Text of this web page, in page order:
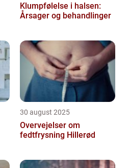
Klumpfølelse i halsen:
Årsager og behandlinger
30 august 2025
Overvejelser om
fedtfrysning Hillerød